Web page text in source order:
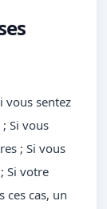
vous sentez
Si vous
; Si vous
Si votre
ces cas, un